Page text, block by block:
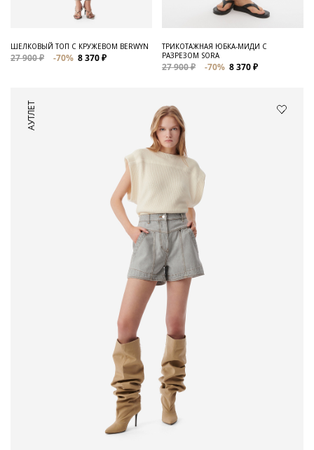
ШЕЛКОВЫЙ ТОП С КРУЖЕВОМ BERWYN
27 900 ₽ -70% 8 370 ₽
ТРИКОТАЖНАЯ ЮБКА-МИДИ С
РАЗРЕЗОМ SORA
27 900 ₽ -70% 8 370 ₽
АУТЛЕТ